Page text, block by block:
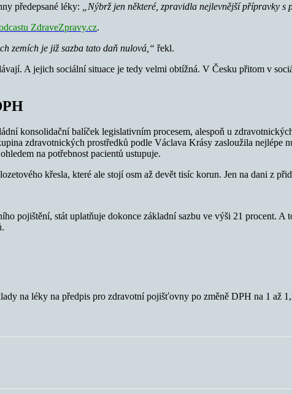
předepsané léky:
„Nýbrž jen některé, zpravidla nejlevnější přípravky s
ZdraveZpravy.cz.
zemích je již sazba tato daň nulová,“ řekl.
A jejich sociální situace je tedy velmi obtížná. V Česku přitom v
konsolidační balíček legislativním procesem, alespoň u
zdravotnických prostředků podle Václava Krásy zasloužila nejlépe
na potřebnost pacientů ustupuje.
křesla, které ale stojí osm až devět tisíc korun. Jen na dani z
pojištění, stát uplatňuje dokonce základní sazbu ve výši 21 procent.
na léky na předpis pro zdravotní pojišťovny po změně DPH na 1 až